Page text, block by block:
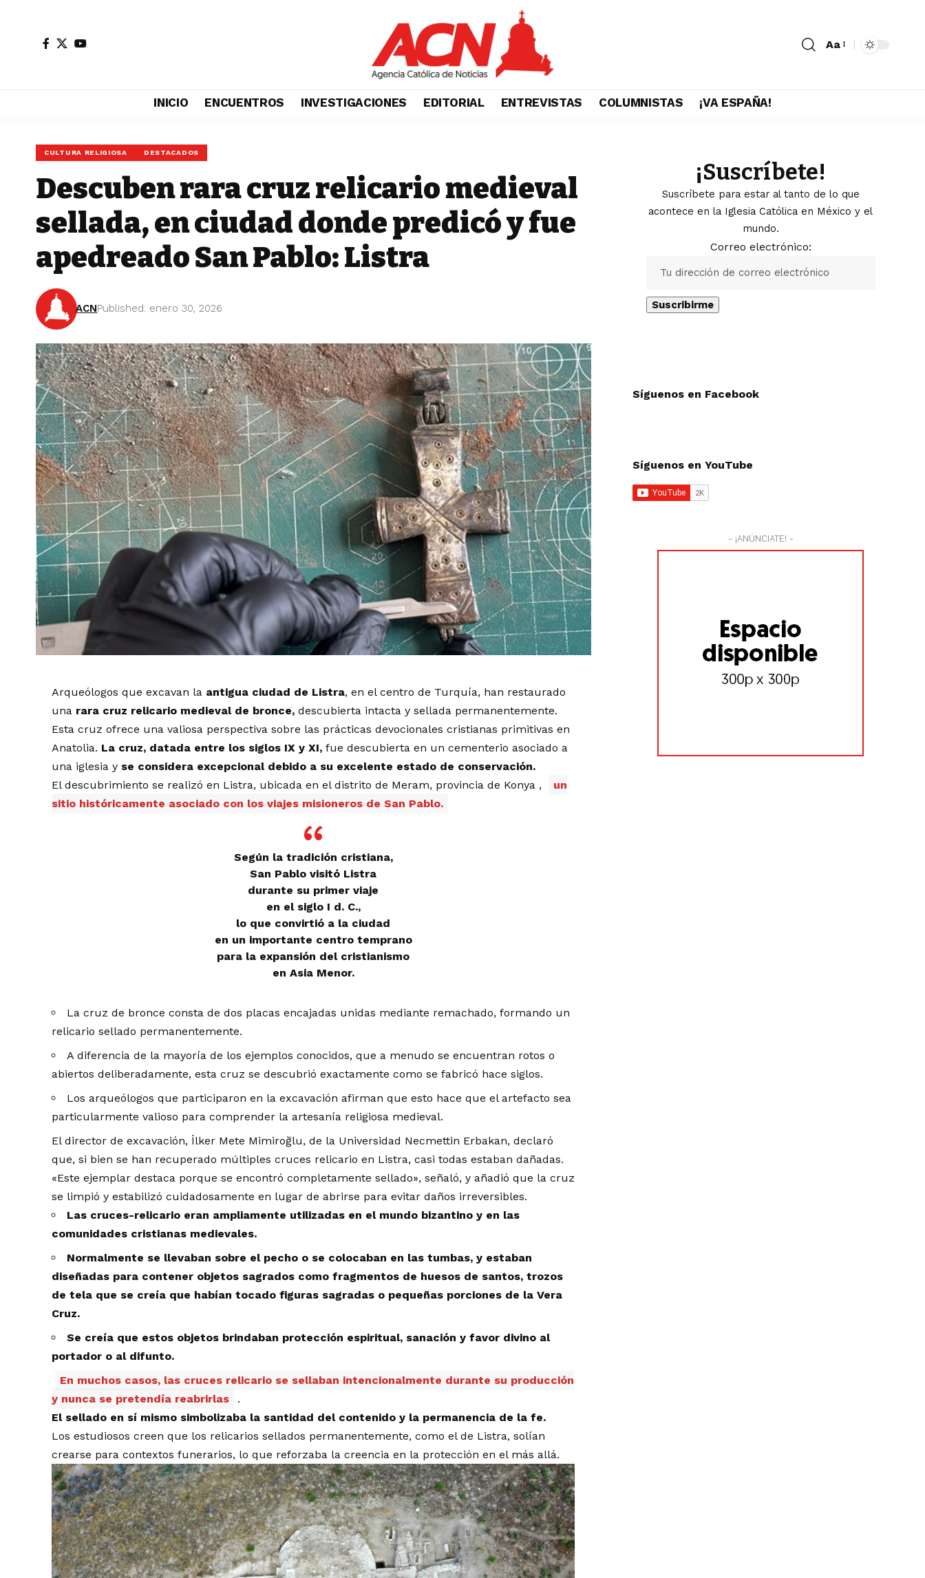
Aa
INICIO ENCUENTROS INVESTIGACIONES EDITORIAL ENTREVISTAS COLUMNISTAS ¡VA ESPAÑA!
CULTURA RELIGIOSA DESTACADOS
Descuben rara cruz relicario medieval
sellada, en ciudad donde predicó y fue
apedreado San Pablo: Listra
ACNPublished: enero 30, 2026
Arqueólogos que excavan la antigua ciudad de Listra, en el centro de Turquía, han restaurado
una rara cruz relicario medieval de bronce, descubierta intacta y sellada permanentemente.
Esta cruz ofrece una valiosa perspectiva sobre las prácticas devocionales cristianas primitivas en
Anatolia. La cruz, datada entre los siglos IX y XI, fue descubierta en un cementerio asociado a
una iglesia y se considera excepcional debido a su excelente estado de conservación.
El descubrimiento se realizó en Listra, ubicada en el distrito de Meram, provincia de Konya ,
un
sitio históricamente asociado con los viajes misioneros de San Pablo.
Según la tradición cristiana,
San Pablo visitó Listra
durante su primer viaje
en el siglo I d. C.,
lo que convirtió a la ciudad
en un importante centro temprano
para la expansión del cristianismo
en Asia Menor.
La cruz de bronce consta de dos placas encajadas unidas mediante remachado, formando un
relicario sellado permanentemente.
A diferencia de la mayoría de los ejemplos conocidos, que a menudo se encuentran rotos o
abiertos deliberadamente, esta cruz se descubrió exactamente como se fabricó hace siglos.
Los arqueólogos que participaron en la excavación afirman que esto hace que el artefacto sea
particularmente valioso para comprender la artesanía religiosa medieval.
El director de excavación, İlker Mete Mimiroğlu, de la Universidad Necmettin Erbakan, declaró
que, si bien se han recuperado múltiples cruces relicario en Listra, casi todas estaban dañadas.
«Este ejemplar destaca porque se encontró completamente sellado», señaló, y añadió que la cruz
se limpió y estabilizó cuidadosamente en lugar de abrirse para evitar daños irreversibles.
Las cruces-relicario eran ampliamente utilizadas en el mundo bizantino y en las
comunidades cristianas medievales.
Normalmente se llevaban sobre el pecho o se colocaban en las tumbas, y estaban
diseñadas para contener objetos sagrados como fragmentos de huesos de santos, trozos
de tela que se creía que habían tocado figuras sagradas o pequeñas porciones de la Vera
Cruz.
Se creía que estos objetos brindaban protección espiritual, sanación y favor divino al
portador o al difunto.
En muchos casos, las cruces relicario se sellaban intencionalmente durante su producción
y nunca se pretendía reabrirlas
.
El sellado en sí mismo simbolizaba la santidad del contenido y la permanencia de la fe.
Los estudiosos creen que los relicarios sellados permanentemente, como el de Listra, solían
crearse para contextos funerarios, lo que reforzaba la creencia en la protección en el más allá.
¡Suscríbete!
Suscríbete para estar al tanto de lo que
acontece en la Iglesia Católica en México y el
mundo.
Correo electrónico:
Síguenos en Facebook
Síguenos en YouTube
- ¡ANÚNCIATE! -